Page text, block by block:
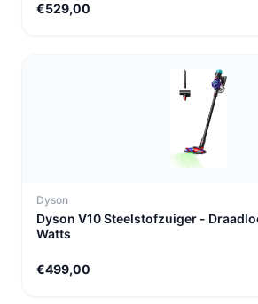
€529,00
Dyson
Dyson V10 Steelstofzuiger -
Watts
€499,00